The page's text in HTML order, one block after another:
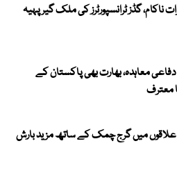
گڈز ٹرانسپورٹرز کی ملک گیر پہیہ
معاہدہ، بھارت بھی پاکستان کے
معترف
میں گرج چمک کے ساتھ مزید بارش